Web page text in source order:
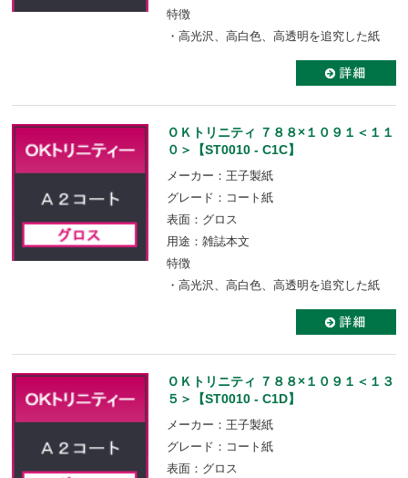
特徴
・高光沢、高白色、高透明を追究した紙
ＯＫトリニティ ７８８×１０９１＜１１
０＞【ST0010 - C1C】
メーカー：王子製紙
グレード：コート紙
表面：グロス
用途：雑誌本文
特徴
・高光沢、高白色、高透明を追究した紙
ＯＫトリニティ ７８８×１０９１＜１３
５＞【ST0010 - C1D】
メーカー：王子製紙
グレード：コート紙
表面：グロス